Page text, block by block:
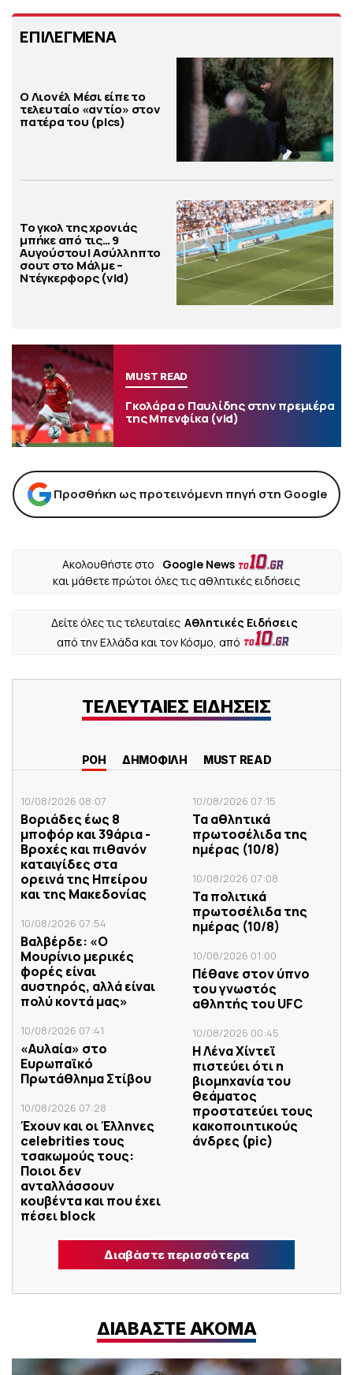
ΕΠΙΛΕΓΜΕΝΑ
Ο Λιονέλ Μέσι είπε το
τελευταίο «αντίο» στον
πατέρα του (pics)
Το γκολ της χρονιάς
μπήκε από τις… 9
Αυγούστου! Ασύλληπτο
σουτ στο Μάλμε –
Ντέγκερφορς (vid)
MUST READ
Γκολάρα ο Παυλίδης στην πρεμιέρα
της Μπενφίκα (vid)
Προσθήκη ως προτεινόμενη πηγή στη Google
Ακολουθήστε στο
Google News
και μάθετε πρώτοι όλες τις αθλητικές ειδήσεις
Δείτε όλες τις τελευταίες Αθλητικές Ειδήσεις
από την Ελλάδα και τον Κόσμο, από
ΤΕΛΕΥΤΑΙΕΣ ΕΙΔΗΣΕΙΣ
ΡΟΗ ΔΗΜΟΦΙΛΗ MUST READ
10/08/2026 08:07
Βοριάδες έως 8
μποφόρ και 39άρια -
Βροχές και πιθανόν
καταιγίδες στα
ορεινά της Ηπείρου
και της Μακεδονίας
10/08/2026 07:54
Βαλβέρδε: «Ο
Μουρίνιο μερικές
φορές είναι
αυστηρός, αλλά είναι
πολύ κοντά μας»
10/08/2026 07:41
«Αυλαία» στο
Ευρωπαϊκό
Πρωτάθλημα Στίβου
10/08/2026 07:28
Έχουν και οι Έλληνες
celebrities τους
τσακωμούς τους:
Ποιοι δεν
ανταλλάσσουν
κουβέντα και που έχει
πέσει block
10/08/2026 07:15
Τα αθλητικά
πρωτοσέλιδα της
ημέρας (10/8)
10/08/2026 07:08
Τα πολιτικά
πρωτοσέλιδα της
ημέρας (10/8)
10/08/2026 01:00
Πέθανε στον ύπνο
του γνωστός
αθλητής του UFC
10/08/2026 00:45
Η Λένα Χίντεϊ
πιστεύει ότι η
βιομηχανία του
θεάματος
προστατεύει τους
κακοποιητικούς
άνδρες (pic)
Διαβάστε περισσότερα
ΔΙΑΒΑΣΤΕ ΑΚΟΜΑ